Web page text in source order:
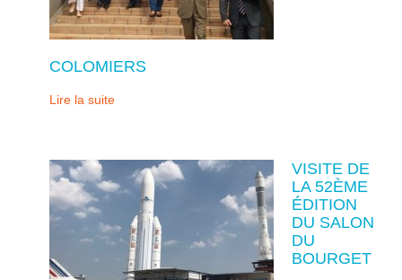
COLOMIERS
Lire la suite
VISITE DE
LA 52ÈME
ÉDITION
DU SALON
DU
BOURGET